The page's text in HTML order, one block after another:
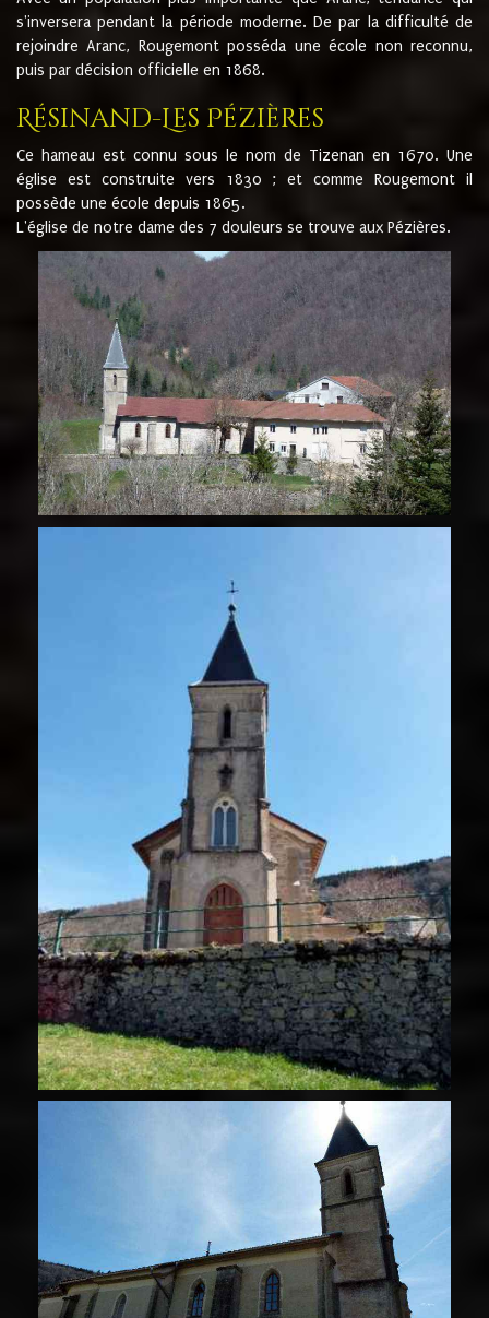
s'inversera pendant la période moderne. De par la difficulté de
rejoindre Aranc, Rougemont posséda une école non reconnu,
puis par décision officielle en 1868.
Résinand-Les Pézières
Ce hameau est connu sous le nom de Tizenan en 1670. Une
église est construite vers 1830 ; et comme Rougemont il
possède une école depuis 1865.
L'église de notre dame des 7 douleurs se trouve aux Pézières.